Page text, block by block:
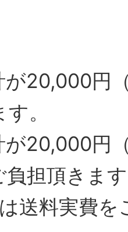
20,000円
。
20,000円
負担頂きま
送料実費を